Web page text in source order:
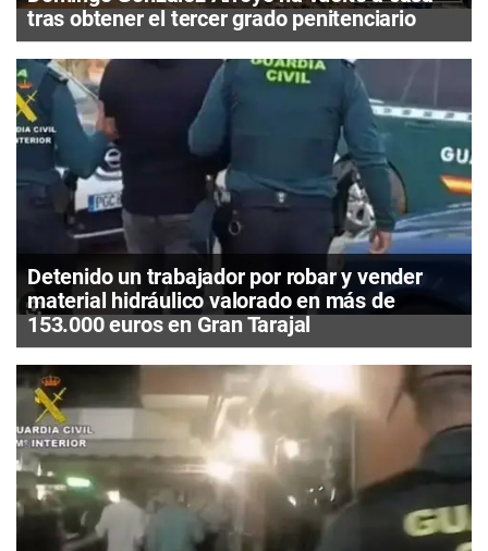
tras obtener el tercer grado penitenciario
Detenido un trabajador por robar y vender
material hidráulico valorado en más de
153.000 euros en Gran Tarajal